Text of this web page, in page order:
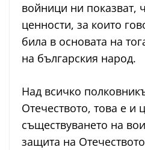
войници ни показват,
ценности, за които
била в основата на
на българския народ.
Над всичко
Отечеството, това е и
съществуването на
защита на